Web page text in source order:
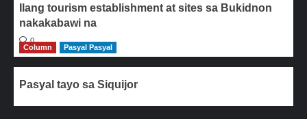
Ilang tourism establishment at sites sa Bukidnon
nakakabawi na
0
Column
Pasyal Pasyal
Pasyal tayo sa Siquijor